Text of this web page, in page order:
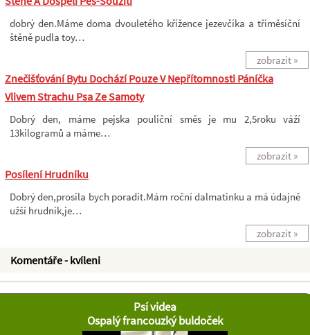
dobrý den.Máme doma dvouletého křížence jezevčíka a tříměsíční
štěně pudla toy…
zobrazit »
Znečišťování Bytu Dochází Pouze V Nepřítomnosti Páníčka
Vlivem Strachu Psa Ze Samoty
Dobrý den, máme pejska pouliční směs je mu 2,5roku váží
13kilogramů a máme…
zobrazit »
Posílení Hrudníku
Dobrý den,prosila bych poradit.Mám roční dalmatinku a má údajně
užší hrudník,je…
zobrazit »
Komentáře - kvíleni
Psí videa
Ospalý francouzký buldoček